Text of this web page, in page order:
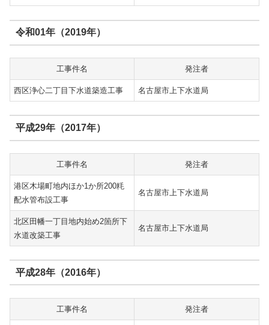
令和01年（2019年）
工事件名 発注者
西区浄心二丁目下水道築造工事 名古屋市上下水道局
平成29年（2017年）
工事件名 発注者
港区木場町地内ほか1か所200粍
配水管布設工事
名古屋市上下水道局
北区田幡一丁目地内始め2箇所下
水道改築工事
名古屋市上下水道局
平成28年（2016年）
工事件名 発注者